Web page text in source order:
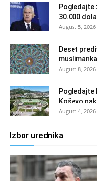
Pogledajte
30.000
August 5, 2026
Deset
August 8, 2026
Pogledajte
Koševo
August 4, 2026
Izbor urednika